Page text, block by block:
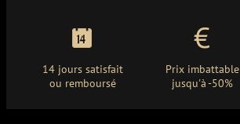
14 jours satisfait
ou remboursé
Prix imbattable
jusqu'à -50%